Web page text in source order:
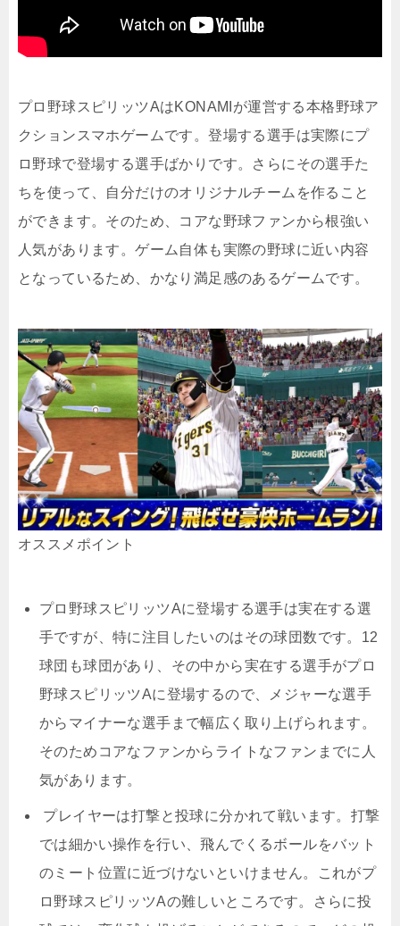
プロ野球スピリッツAはKONAMIが運営する本格野球ア
クションスマホゲームです。登場する選手は実際にプ
ロ野球で登場する選手ばかりです。さらにその選手た
ちを使って、自分だけのオリジナルチームを作ること
ができます。そのため、コアな野球ファンから根強い
人気があります。ゲーム自体も実際の野球に近い内容
となっているため、かなり満足感のあるゲームです。
オススメポイント
プロ野球スピリッツAに登場する選手は実在する選
手ですが、特に注目したいのはその球団数です。12
球団も球団があり、その中から実在する選手がプロ
野球スピリッツAに登場するので、メジャーな選手
からマイナーな選手まで幅広く取り上げられます。
そのためコアなファンからライトなファンまでに人
気があります。
プレイヤーは打撃と投球に分かれて戦います。打撃
では細かい操作を行い、飛んでくるボールをバット
のミート位置に近づけないといけません。これがプ
ロ野球スピリッツAの難しいところです。さらに投